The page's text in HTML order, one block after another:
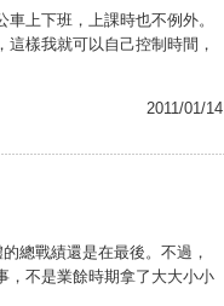
上下班，上課時也不例外。
樣我就可以自己控制時間，
2011/01/14
總戰績還是在最後。不過，
，不是業餘時期拿了大大小小